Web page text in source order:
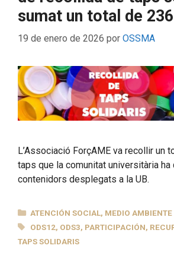
sumat un total de
19 de enero de 2026 por OSSMA
L’Associació ForçAME va recollir un
taps que la comunitat universitària
contenidors desplegats a la UB.
CATEGORÍAS
ATENCIÓN SOCIAL, MEDIO AMBIENTE
ETIQUETAS
ODS12, ODS3, PARTICIPACIÓN,
TAPS SOLIDARIS